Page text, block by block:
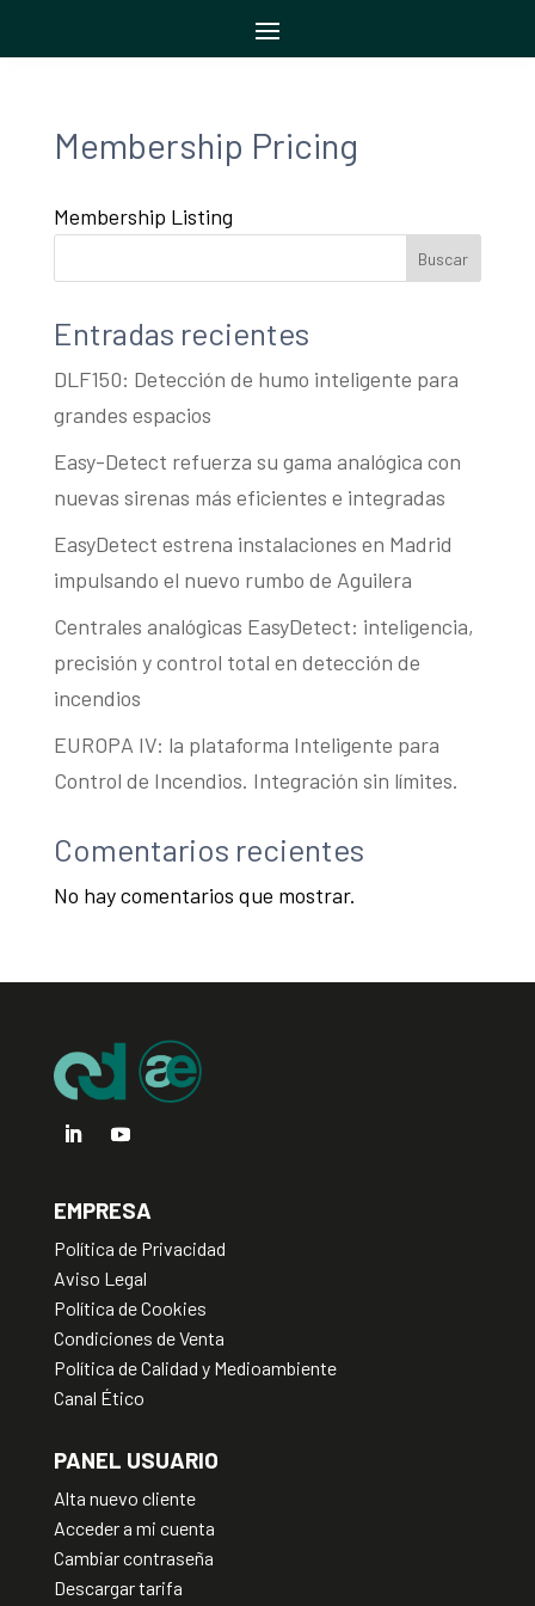
Membership Pricing
Membership Listing
Buscar
Entradas recientes
DLF150: Detección de humo inteligente para
grandes espacios
Easy-Detect refuerza su gama analógica con
nuevas sirenas más eficientes e integradas
EasyDetect estrena instalaciones en Madrid
impulsando el nuevo rumbo de Aguilera
Centrales analógicas EasyDetect: inteligencia,
precisión y control total en detección de
incendios
EUROPA IV: la plataforma Inteligente para
Control de Incendios. Integración sin límites.
Comentarios recientes
No hay comentarios que mostrar.
EMPRESA
Política de Privacidad
Aviso Legal
Política de Cookies
Condiciones de Venta
Política de Calidad y Medioambiente
Canal Ético
PANEL USUARIO
Alta nuevo cliente
Acceder a mi cuenta
Cambiar contraseña
Descargar tarifa